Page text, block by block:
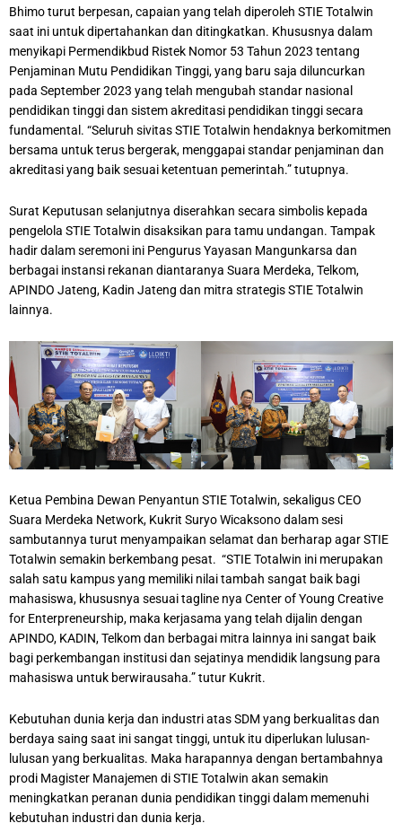
Bhimo turut berpesan, capaian yang telah diperoleh STIE Totalwin
saat ini untuk dipertahankan dan ditingkatkan. Khususnya dalam
menyikapi Permendikbud Ristek Nomor 53 Tahun 2023 tentang
Penjaminan Mutu Pendidikan Tinggi, yang baru saja diluncurkan
pada September 2023 yang telah mengubah standar nasional
pendidikan tinggi dan sistem akreditasi pendidikan tinggi secara
fundamental. “Seluruh sivitas STIE Totalwin hendaknya berkomitmen
bersama untuk terus bergerak, menggapai standar penjaminan dan
akreditasi yang baik sesuai ketentuan pemerintah.” tutupnya.
Surat Keputusan selanjutnya diserahkan secara simbolis kepada
pengelola STIE Totalwin disaksikan para tamu undangan. Tampak
hadir dalam seremoni ini Pengurus Yayasan Mangunkarsa dan
berbagai instansi rekanan diantaranya Suara Merdeka, Telkom,
APINDO Jateng, Kadin Jateng dan mitra strategis STIE Totalwin
lainnya.
Ketua Pembina Dewan Penyantun STIE Totalwin, sekaligus CEO
Suara Merdeka Network, Kukrit Suryo Wicaksono dalam sesi
sambutannya turut menyampaikan selamat dan berharap agar STIE
Totalwin semakin berkembang pesat. “STIE Totalwin ini merupakan
salah satu kampus yang memiliki nilai tambah sangat baik bagi
mahasiswa, khususnya sesuai tagline nya Center of Young Creative
for Enterpreneurship, maka kerjasama yang telah dijalin dengan
APINDO, KADIN, Telkom dan berbagai mitra lainnya ini sangat baik
bagi perkembangan institusi dan sejatinya mendidik langsung para
mahasiswa untuk berwirausaha.” tutur Kukrit.
Kebutuhan dunia kerja dan industri atas SDM yang berkualitas dan
berdaya saing saat ini sangat tinggi, untuk itu diperlukan lulusan-
lulusan yang berkualitas. Maka harapannya dengan bertambahnya
prodi Magister Manajemen di STIE Totalwin akan semakin
meningkatkan peranan dunia pendidikan tinggi dalam memenuhi
kebutuhan industri dan dunia kerja.